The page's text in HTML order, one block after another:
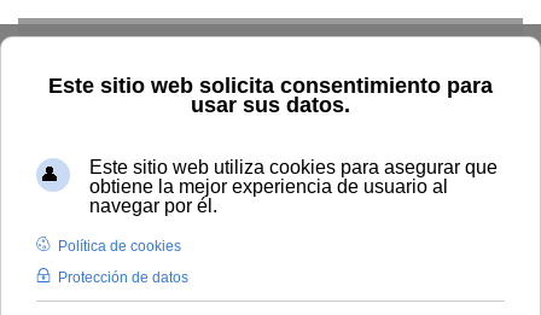
Home La UNIA Directorio Sede Baeza
Berta Gallego